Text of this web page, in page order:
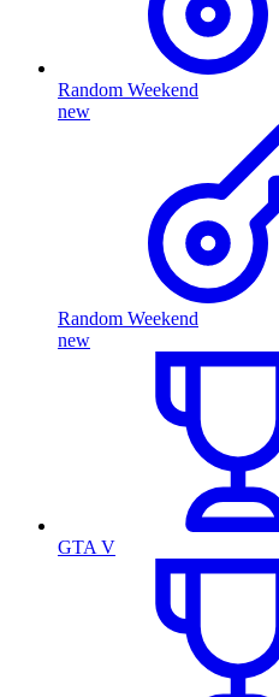
Random Weekend
new
Random Weekend
new
GTA V